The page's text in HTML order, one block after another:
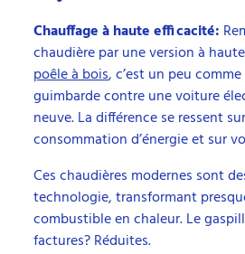
Chauffage à haute efficacité:
chaudière par une version à
poêle à bois, c’est un peu
guimbarde contre une voiture
neuve. La différence se ressent
consommation d’énergie et sur
Ces chaudières modernes sont
technologie, transformant
combustible en chaleur. Le
factures? Réduites.